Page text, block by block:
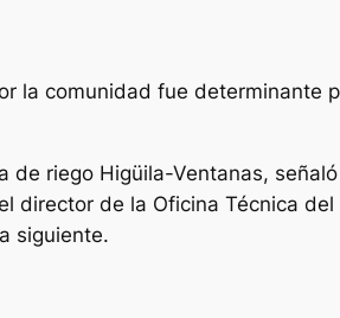
la comunidad fue determinante
de riego Higüila-Ventanas,
director de la Oficina Técnica
siguiente.